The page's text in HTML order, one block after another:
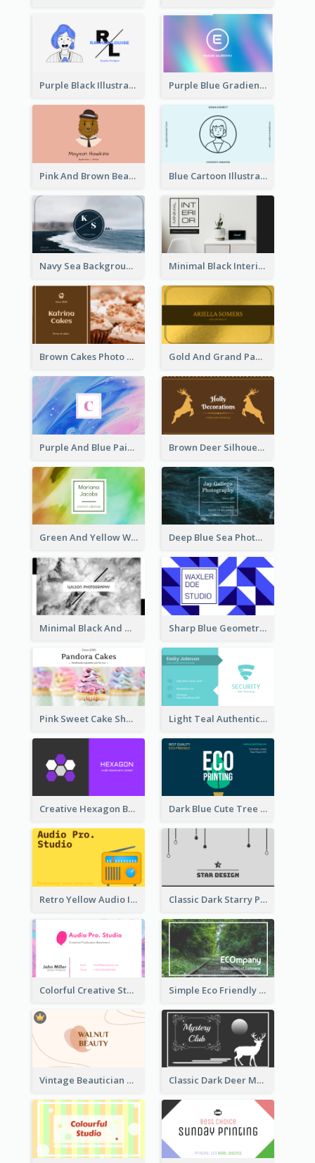
Purple Black Illustration Portrait Business Card Purple Blue Gradient Background Business Card
Pink And Brown Bear Illustration Business Card Blue Cartoon Illustration Portrait Business Card
Navy Sea Background Photographer Business Card Minimal Black Interior Design Business Card
Brown Cakes Photo Bakery Business Card Gold And Grand Paper Texture Business Card
Purple And Blue Painting Texture Business Card Brown Deer Silhouette Christmas Decorations Business Card
Green And Yellow Watercolor Business Card Deep Blue Sea Photography Business Card
Minimal Black And White Photography Business Card Sharp Blue Geometric Studio Business Card
Pink Sweet Cake Shop Business Card Light Teal Authentic Security Business Card Design
Creative Hexagon Business Card Design Template Dark Blue Cute Tree Illustration Printing Business Card Designs
Retro Yellow Audio Interface Business Card Templates Classic Dark Starry Personal Business Card Designs
Colorful Creative Studio Business Card Layout Simple Eco Friendly Business Card Design
Vintage Beautician Business Card Maker Classic Dark Deer Mystery Business Card Maker